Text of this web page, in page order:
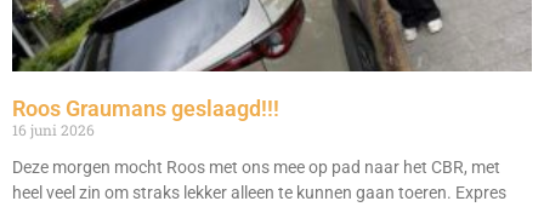
Roos Graumans geslaagd!!!
16 juni 2026
Deze morgen mocht Roos met ons mee op pad naar het CBR, met
heel veel zin om straks lekker alleen te kunnen gaan toeren. Expres